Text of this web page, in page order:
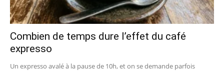
Combien de temps dure l’effet du café
expresso
Un expresso avalé à la pause de 10h, et on se demande parfois